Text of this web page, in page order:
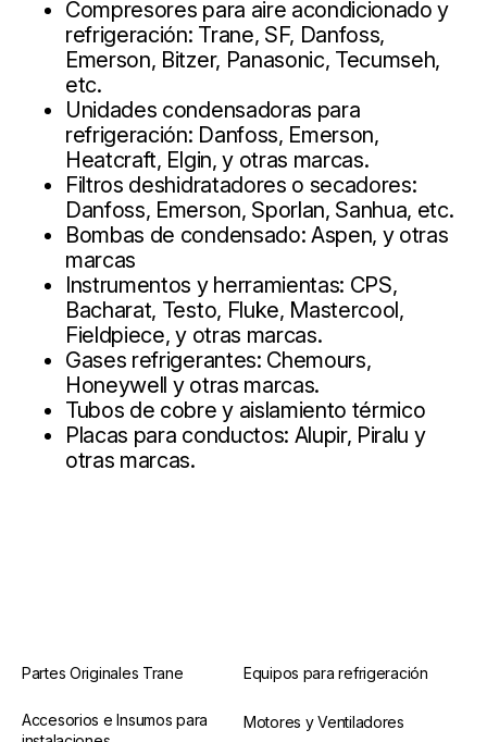
Compresores para aire acondicionado y
refrigeración: Trane, SF, Danfoss,
Emerson, Bitzer, Panasonic, Tecumseh,
etc.
Unidades condensadoras para
refrigeración: Danfoss, Emerson,
Heatcraft, Elgin, y otras marcas.
Filtros deshidratadores o secadores:
Danfoss, Emerson, Sporlan, Sanhua, etc.
Bombas de condensado: Aspen, y otras
marcas
Instrumentos y herramientas: CPS,
Bacharat, Testo, Fluke, Mastercool,
Fieldpiece, y otras marcas.
Gases refrigerantes: Chemours,
Honeywell y otras marcas.
Tubos de cobre y aislamiento térmico
Placas para conductos: Alupir, Piralu y
otras marcas.
Partes Originales Trane Equipos para refrigeración
Accesorios e Insumos para
Motores y Ventiladores